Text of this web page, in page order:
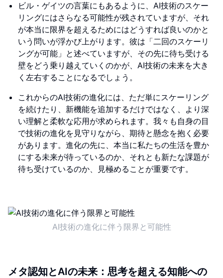
ビル・ゲイツの言葉にもあるように、AI技術のスケー
リングにはさらなる可能性が残されていますが、それ
が本当に限界を超えるためにはどうすれば良いのかと
いう問いが浮かび上がります。彼は「二回のスケーリ
ングが可能」と述べていますが、その先に待ち受ける
壁をどう乗り越えていくのかが、AI技術の未来を大き
く左右することになるでしょう。
これからのAI技術の進化には、ただ単にスケーリング
を続けたり、新機能を追加するだけではなく、より深
い理解と柔軟な応用が求められます。我々も自身の目
で技術の進化を見守りながら、期待と懸念を抱く必要
があります。進化の先に、本当に私たちの生活を豊か
にする未来が待っているのか、それとも新たな課題が
待ち受けているのか、見極めることが重要です。
AI技術の進化に伴う限界と可能性
メタ認知とAIの未来：思考を超える知能への